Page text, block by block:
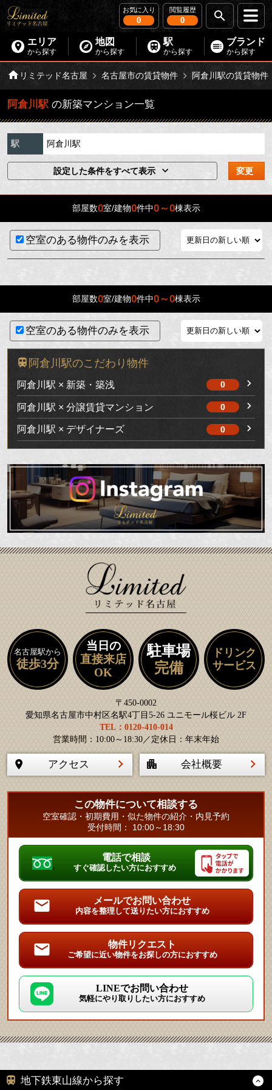
お気に入り
0
閲覧履歴
0
エリア
から探す
地図
から探す
駅
から探す
ブランド
から探す
リミテッド名古屋 名古屋市の賃貸物件 阿倉川駅の賃貸物件
阿倉川駅 の新築マンション一覧
駅 阿倉川駅
設定した条件をすべて表示 変更
部屋数0室/建物0件中0～0棟表示
空室のある物件のみを表示
部屋数0室/建物0件中0～0棟表示
空室のある物件のみを表示
阿倉川駅のこだわり物件
阿倉川駅 × 新築・築浅 0
阿倉川駅 × 分譲賃貸マンション 0
阿倉川駅 × デザイナーズ 0
名古屋駅から
徒歩3分
当日の
直接来店
OK
駐車場
完備
ドリンク
サービス
〒450-0002
愛知県名古屋市中村区名駅4丁目5-26 ユニモール桜ビル 2F
TEL：0120-410-014
営業時間：10:00～18:30／定休日：年末年始
アクセス 会社概要
この物件について相談する
空室確認・初期費用・似た物件の紹介・内見予約
受付時間： 10:00～18:30
電話で相談
すぐ確認したい方におすすめ
メールでお問い合わせ
内容を整理して送りたい方におすすめ
物件リクエスト
ご希望に近い物件をお探しの方におすすめ
LINEでお問い合わせ
気軽にやり取りしたい方におすすめ
地下鉄東山線から探す